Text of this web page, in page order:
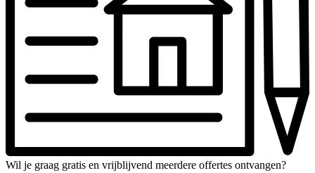
Wil je graag gratis en vrijblijvend meerdere offertes ontvangen?